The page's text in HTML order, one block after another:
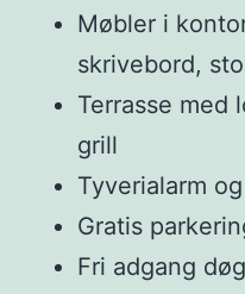
Møbler i
skrivebord,
Terrasse med
grill
Tyverialarm
Gratis
Fri adgang